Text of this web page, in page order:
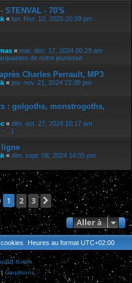
STENVAL - 70'S
« lun. févr. 10, 2025 20:39 pm
« mar. déc. 17, 2024 00:29 am
de notre jeunesse
Charles Perrault, MP3
« jeu. nov. 21, 2024 22:38 pm
: golgoths, monstrogoths,
« dim. oct. 27, 2024 10:17 am
- ...)
ligne
« dim. sept. 08, 2024 14:05 pm
1 2 3
Suivante
Aller à
Heures au format UTC+02:00
fr.com
| Conditions